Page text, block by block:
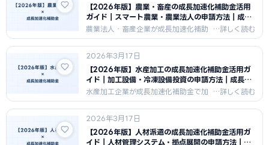
けた成長シナリオと採択のポイントを
紹介します。
【2026年版】農業・畜産の成長加速化補助金活用
ガイド｜スマート農業・農業法人の申請方法｜成長
加速化補助金ナビ
農業法人・畜産企業が成長加速化補助
金でスマート農業設備・農場拡大・農
産品加工施設を整備するための申請戦
略を解説。農業・畜産業が対象となる
要件と、アグリビジネスの100億円成
長計画を紹介します。
2026年3月17日
【2026年版】水産加工の成長加速化補助金活用ガ
イド｜加工設備・冷凍設備投資の申請方法｜成長加
速化補助金ナビ
水産加工企業が成長加速化補助金で加
工設備増設・冷凍冷蔵設備整備・
HACCP対応を行うための申請戦略を解
説。水産加工業の設備投資と販路拡大
を組み合わせた100億円達成への成長
シナリオを紹介します。
2026年3月17日
【2026年版】人材派遣の成長加速化補助金活用ガ
イド｜人材管理システム・拠点展開の申請方法｜成